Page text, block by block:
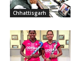
Chhattisgarh